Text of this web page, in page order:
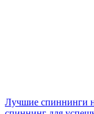
Лучшие спиннинги